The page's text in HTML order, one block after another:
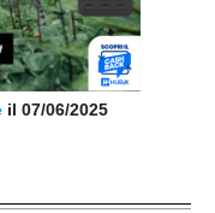
il 07/06/2025